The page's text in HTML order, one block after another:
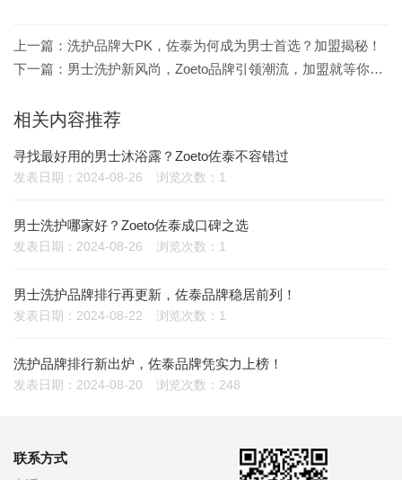
上一篇： 洗护品牌大PK，佐泰为何成为男士首选？加盟揭秘！
下一篇： 男士洗护新风尚，Zoeto品牌引领潮流，加盟就等你来‘型’！
相关内容推荐
寻找最好用的男士沐浴露？Zoeto佐泰不容错过
发表日期：2024-08-26 浏览次数：1
男士洗护哪家好？Zoeto佐泰成口碑之选
发表日期：2024-08-26 浏览次数：1
男士洗护品牌排行再更新，佐泰品牌稳居前列！
发表日期：2024-08-22 浏览次数：1
洗护品牌排行新出炉，佐泰品牌凭实力上榜！
发表日期：2024-08-20 浏览次数：248
联系方式